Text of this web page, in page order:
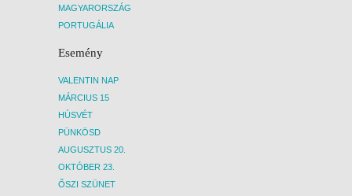
MAGYARORSZÁG
PORTUGÁLIA
Esemény
VALENTIN NAP
MÁRCIUS 15
HÚSVÉT
PÜNKÖSD
AUGUSZTUS 20.
OKTÓBER 23.
ŐSZI SZÜNET